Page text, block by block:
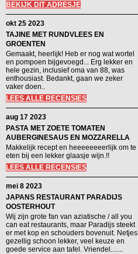
BEKIJK DIT ADRESJE
okt 25 2023
TAJINE MET RUNDVLEES EN
GROENTEN
Gemaakt, heerlijk! Heb er nog wat wortel
en pompoen bijgevoegd... Erg lekker en
hele gezin, inclusief oma van 88, was
enthousiast. Bedankt, gaan we zeker
vaker doen..
LEES ALLE RECENSIES
aug 17 2023
PASTA MET ZOETE TOMATEN
AUBERGINESAUS EN MOZZARELLA
Makkelijk recept en heeeeeeeerlijk om te
eten bij een lekker glaasje wijn.!!
LEES ALLE RECENSIES
mei 8 2023
JAPANS RESTAURANT PARADIJS
OOSTERHOUT
Wij zijn grote fan van aziatische / all you
can eat restaurants, maar Paradijs steekt
er met kop en schouders bovenuit. Netjes
gezellig schoon lekker, veel keuze en
goede service aan tafel. Vriendel.......